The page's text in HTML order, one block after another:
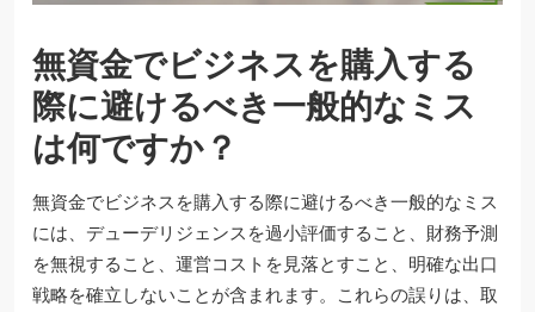
無資金でビジネスを購入する
際に避けるべき一般的なミス
は何ですか？
無資金でビジネスを購入する際に避けるべき一般的なミス
には、デューデリジェンスを過小評価すること、財務予測
を無視すること、運営コストを見落とすこと、明確な出口
戦略を確立しないことが含まれます。これらの誤りは、取